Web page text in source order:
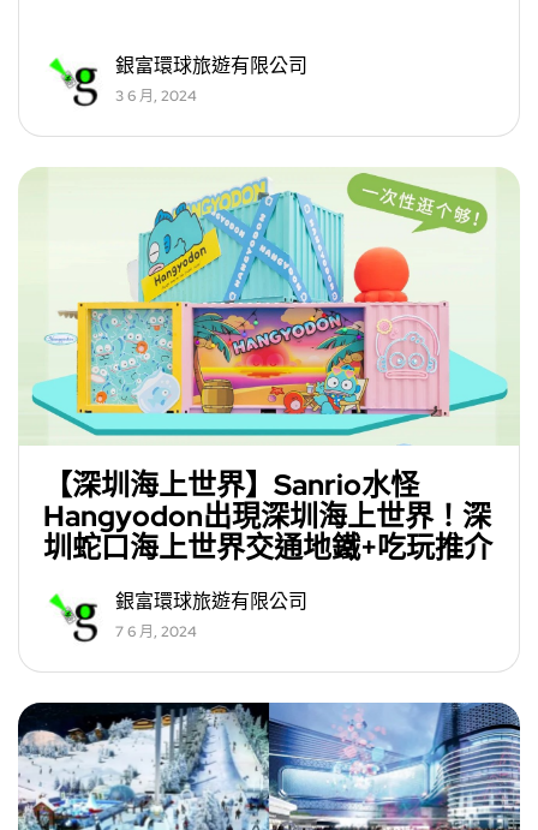
銀富環球旅遊有限公司
3 6 月, 2024
【深圳海上世界】Sanrio水怪
Hangyodon出現深圳海上世界！深
圳蛇口海上世界交通地鐵+吃玩推介
銀富環球旅遊有限公司
7 6 月, 2024